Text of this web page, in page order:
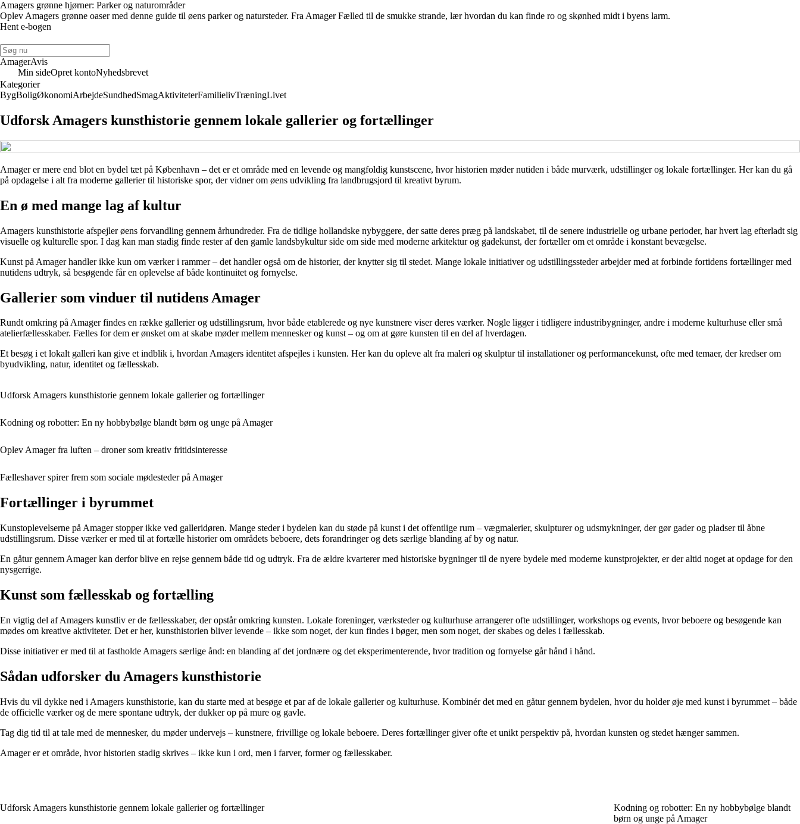
Amagers grønne hjørner: Parker og naturområder
Oplev Amagers grønne oaser med denne guide til øens parker og natursteder. Fra Amager Fælled til de smukke strande, lær hvordan du kan finde ro og skønhed midt i byens larm.
Hent e-bogen
AmagerAvis
Min sideOpret kontoNyhedsbrevet
Kategorier
BygBoligØkonomiArbejdeSundhedSmagAktiviteterFamilielivTræningLivet
Udforsk Amagers kunsthistorie gennem lokale gallerier og fortællinger
Amager er mere end blot en bydel tæt på København – det er et område med en levende og mangfoldig kunstscene, hvor historien møder nutiden i både murværk, udstillinger og lokale fortællinger. Her kan du gå
på opdagelse i alt fra moderne gallerier til historiske spor, der vidner om øens udvikling fra landbrugsjord til kreativt byrum.
En ø med mange lag af kultur
Amagers kunsthistorie afspejler øens forvandling gennem århundreder. Fra de tidlige hollandske nybyggere, der satte deres præg på landskabet, til de senere industrielle og urbane perioder, har hvert lag efterladt sig
visuelle og kulturelle spor. I dag kan man stadig finde rester af den gamle landsbykultur side om side med moderne arkitektur og gadekunst, der fortæller om et område i konstant bevægelse.
Kunst på Amager handler ikke kun om værker i rammer – det handler også om de historier, der knytter sig til stedet. Mange lokale initiativer og udstillingssteder arbejder med at forbinde fortidens fortællinger med
nutidens udtryk, så besøgende får en oplevelse af både kontinuitet og fornyelse.
Gallerier som vinduer til nutidens Amager
Rundt omkring på Amager findes en række gallerier og udstillingsrum, hvor både etablerede og nye kunstnere viser deres værker. Nogle ligger i tidligere industribygninger, andre i moderne kulturhuse eller små
atelierfællesskaber. Fælles for dem er ønsket om at skabe møder mellem mennesker og kunst – og om at gøre kunsten til en del af hverdagen.
Et besøg i et lokalt galleri kan give et indblik i, hvordan Amagers identitet afspejles i kunsten. Her kan du opleve alt fra maleri og skulptur til installationer og performancekunst, ofte med temaer, der kredser om
byudvikling, natur, identitet og fællesskab.
Udforsk Amagers kunsthistorie gennem lokale gallerier og fortællinger
Kodning og robotter: En ny hobbybølge blandt børn og unge på Amager
Oplev Amager fra luften – droner som kreativ fritidsinteresse
Fælleshaver spirer frem som sociale mødesteder på Amager
Fortællinger i byrummet
Kunstoplevelserne på Amager stopper ikke ved galleridøren. Mange steder i bydelen kan du støde på kunst i det offentlige rum – vægmalerier, skulpturer og udsmykninger, der gør gader og pladser til åbne
udstillingsrum. Disse værker er med til at fortælle historier om områdets beboere, dets forandringer og dets særlige blanding af by og natur.
En gåtur gennem Amager kan derfor blive en rejse gennem både tid og udtryk. Fra de ældre kvarterer med historiske bygninger til de nyere bydele med moderne kunstprojekter, er der altid noget at opdage for den
nysgerrige.
Kunst som fællesskab og fortælling
En vigtig del af Amagers kunstliv er de fællesskaber, der opstår omkring kunsten. Lokale foreninger, værksteder og kulturhuse arrangerer ofte udstillinger, workshops og events, hvor beboere og besøgende kan
mødes om kreative aktiviteter. Det er her, kunsthistorien bliver levende – ikke som noget, der kun findes i bøger, men som noget, der skabes og deles i fællesskab.
Disse initiativer er med til at fastholde Amagers særlige ånd: en blanding af det jordnære og det eksperimenterende, hvor tradition og fornyelse går hånd i hånd.
Sådan udforsker du Amagers kunsthistorie
Hvis du vil dykke ned i Amagers kunsthistorie, kan du starte med at besøge et par af de lokale gallerier og kulturhuse. Kombinér det med en gåtur gennem bydelen, hvor du holder øje med kunst i byrummet – både
de officielle værker og de mere spontane udtryk, der dukker op på mure og gavle.
Tag dig tid til at tale med de mennesker, du møder undervejs – kunstnere, frivillige og lokale beboere. Deres fortællinger giver ofte et unikt perspektiv på, hvordan kunsten og stedet hænger sammen.
Amager er et område, hvor historien stadig skrives – ikke kun i ord, men i farver, former og fællesskaber.
Udforsk Amagers kunsthistorie gennem lokale gallerier og fortællinger
Kodning og robotter: En ny hobbybølge blandt
børn og unge på Amager